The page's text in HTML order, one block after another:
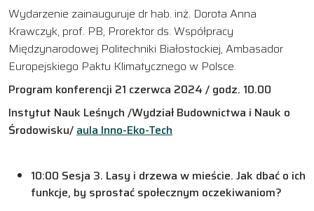
Wydarzenie zainauguruje dr hab. inż. Dorota Anna
Krawczyk, prof. PB, Prorektor ds. Współpracy
Międzynarodowej Politechniki Białostockiej, Ambasador
Europejskiego Paktu Klimatycznego w Polsce.
Program konferencji 21 czerwca 2024 / godz. 10.00
Instytut Nauk Leśnych /Wydział Budownictwa i Nauk o
Środowisku/ aula Inno-Eko-Tech
10:00 Sesja 3. Lasy i drzewa w mieście. Jak dbać o ich
funkcje, by sprostać społecznym oczekiwaniom?